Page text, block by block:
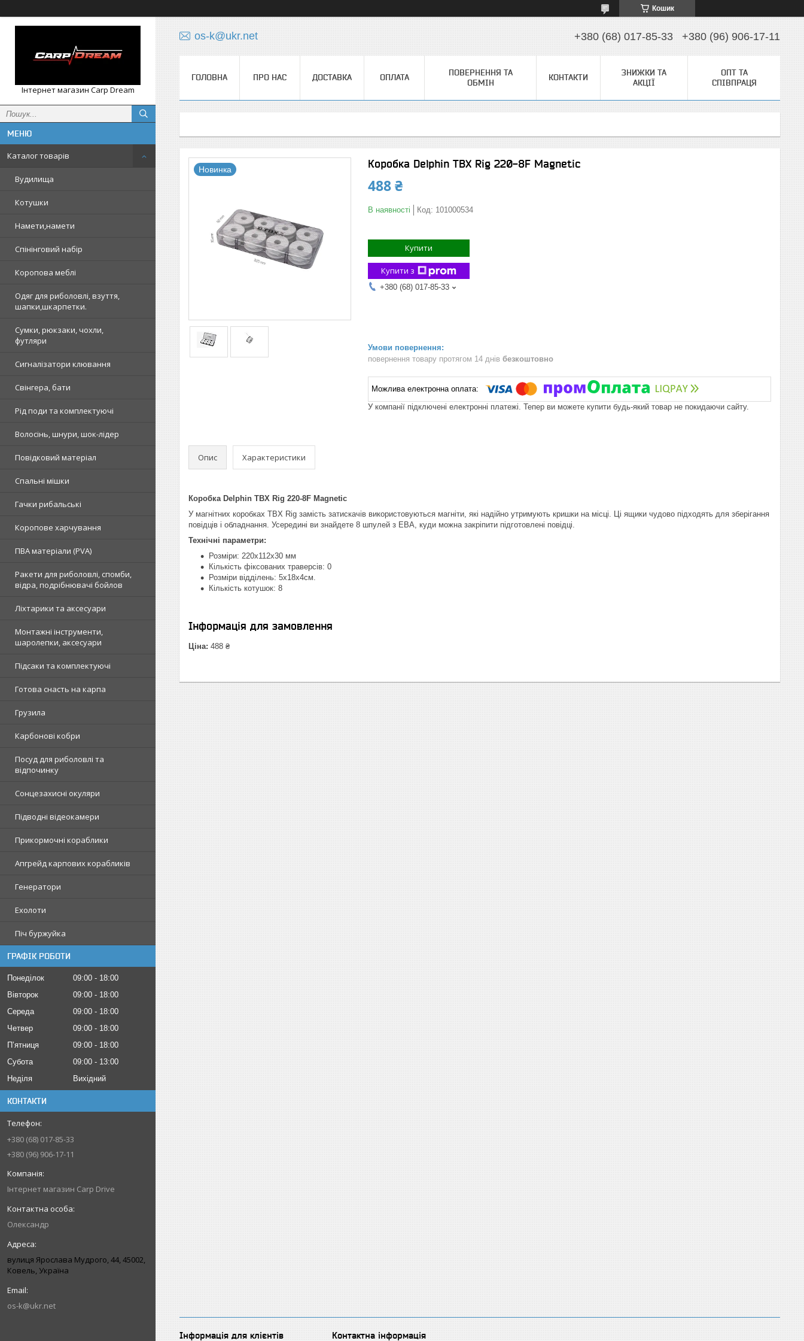
Кошик
Інтернет магазин Carp Dream
Каталог товарів
Вудилища
Котушки
Намети,намети
Спінінговий набір
Коропова меблі
Одяг для риболовлі, взуття,
шапки,шкарпетки.
Сумки, рюкзаки, чохли,
футляри
Сигналізатори клювання
Свінгера, бати
Рід поди та комплектуючі
Волосінь, шнури, шок-лідер
Повідковий матеріал
Спальні мішки
Гачки рибальські
Коропове харчування
ПВА матеріали (PVA)
Ракети для риболовлі, спомби,
відра, подрібнювачі бойлов
Ліхтарики та аксесуари
Монтажні інструменти,
шаролепки, аксесуари
Підсаки та комплектуючі
Готова снасть на карпа
Грузила
Карбонові кобри
Посуд для риболовлі та
відпочинку
Сонцезахисні окуляри
Підводні відеокамери
Прикормочні кораблики
Апгрейд карпових корабликів
Генератори
Ехолоти
Піч буржуйка
ГРАФІК РОБОТИ
Понеділок 09:00
18:00
Вівторок
09:00
18:00
Середа
09:00
18:00
Четвер
09:00
18:00
Пʼятниця
09:00
18:00
Субота
09:00
13:00
Неділя
Вихідний
КОНТАКТИ
+380 (68) 017-85-33
+380 (96) 906-17-11
Інтернет магазин Carp Drive
Олександр
вулиця Ярослава Мудрого, 44, 45002,
Ковель, Україна
os-k@ukr.net
os-k@ukr.net +380 (68) 017-85-33 +380 (96) 906-17-11
ГОЛОВНА ПРО НАС ДОСТАВКА ОПЛАТА
ПОВЕРНЕННЯ ТА
ОБМІН
КОНТАКТИ
ЗНИЖКИ ТА
АКЦІЇ
ОПТ ТА
СПІВПРАЦЯ
Новинка Коробка Delphin TBX Rig 220-8F Magnetic
488 ₴
В наявності Код: 101000534
Купити
Купити з
+380 (68) 017-85-33
повернення товару протягом 14 днів безкоштовно
У компанії підключені електронні платежі. Тепер ви можете купити будь-який товар не покидаючи сайту.
Опис Характеристики
Коробка Delphin TBX Rig 220-8F Magnetic
У магнітних коробках TBX Rig замість затискачів використовуються магніти, які надійно утримують кришки на місці. Ці ящики чудово підходять для зберігання
повідців і обладнання. Усередині ви знайдете 8 шпулей з ЕВА, куди можна закріпити підготовлені повідці.
Технічні параметри:
Розміри: 220x112x30 мм
Кількість фіксованих траверсів: 0
Розміри відділень: 5x18x4см.
Кількість котушок: 8
Інформація для замовлення
Ціна: 488 ₴
Інформація для клієнтів Контактна інформація